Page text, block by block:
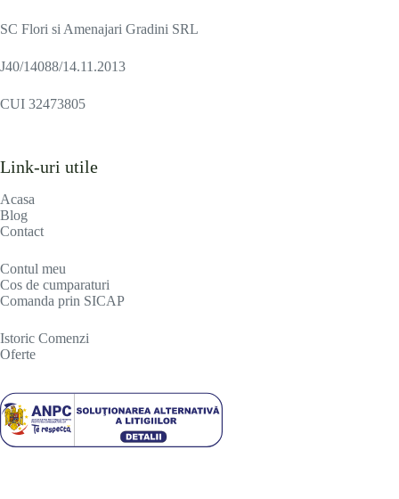
SC Flori si Amenajari Gradini SRL
J40/14088/14.11.2013
CUI 32473805
Link-uri utile
Acasa
Blog
Contact
Contul meu
Cos de cumparaturi
Comanda prin SICAP
Istoric Comenzi
Oferte